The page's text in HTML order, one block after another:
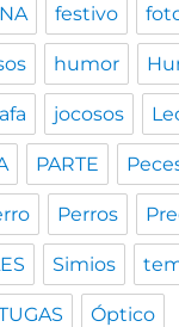
festivo
humor
jocosos
PARTE
Perros
Simios
Óptico